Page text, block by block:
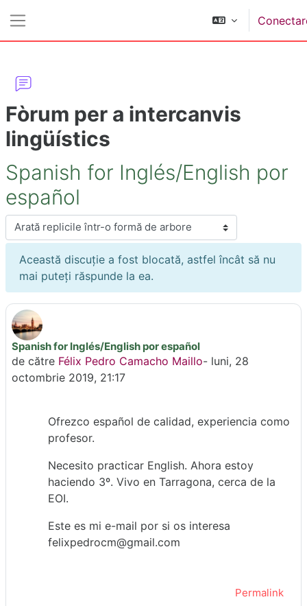
Fòrum per a intercanvis
lingüístics
Spanish for Inglés/English por
español
Afişează mod
Această discuție a fost blocată, astfel încât să nu
mai puteți răspunde la ea.
Spanish for Inglés/English por español
de către Félix Pedro Camacho Maillo- luni, 28
octombrie 2019, 21:17
Număr de răspunsuri: 0
Ofrezco español de calidad, experiencia como
profesor.
Necesito practicar English. Ahora estoy
haciendo 3º. Vivo en Tarragona, cerca de la
EOI.
Este es mi e-mail por si os interesa
felixpedrocm@gmail.com
Permalink